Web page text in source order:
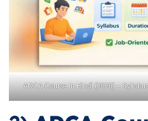
ADCA Course in Hindi (2026) –